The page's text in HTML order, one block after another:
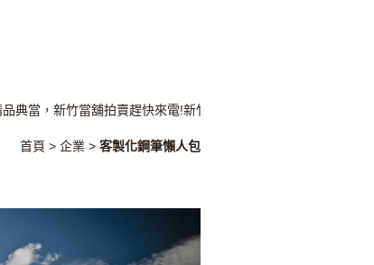
，新竹當舖拍賣趕快來電!新竹當舖精品免留車借貸、新
首頁 > 企業 > 客製化鋼筆懶人包